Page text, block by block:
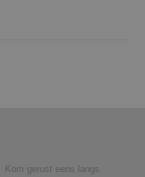
Kom gerust eens langs